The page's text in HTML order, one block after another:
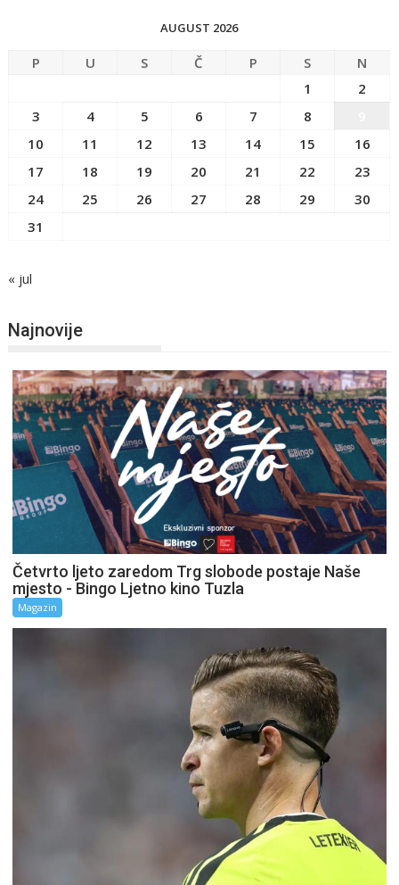
AUGUST 2026
P U S Č P S
N
1
2
3
4 5 6 7 8
10
11 12 13 14 15
16
17
18 19 20 21 22
23
24
25 26 27 28 29
30
31
« jul
Najnovije
Četvrto ljeto zaredom Trg slobode postaje Naše
mjesto - Bingo Ljetno kino Tuzla
Magazin